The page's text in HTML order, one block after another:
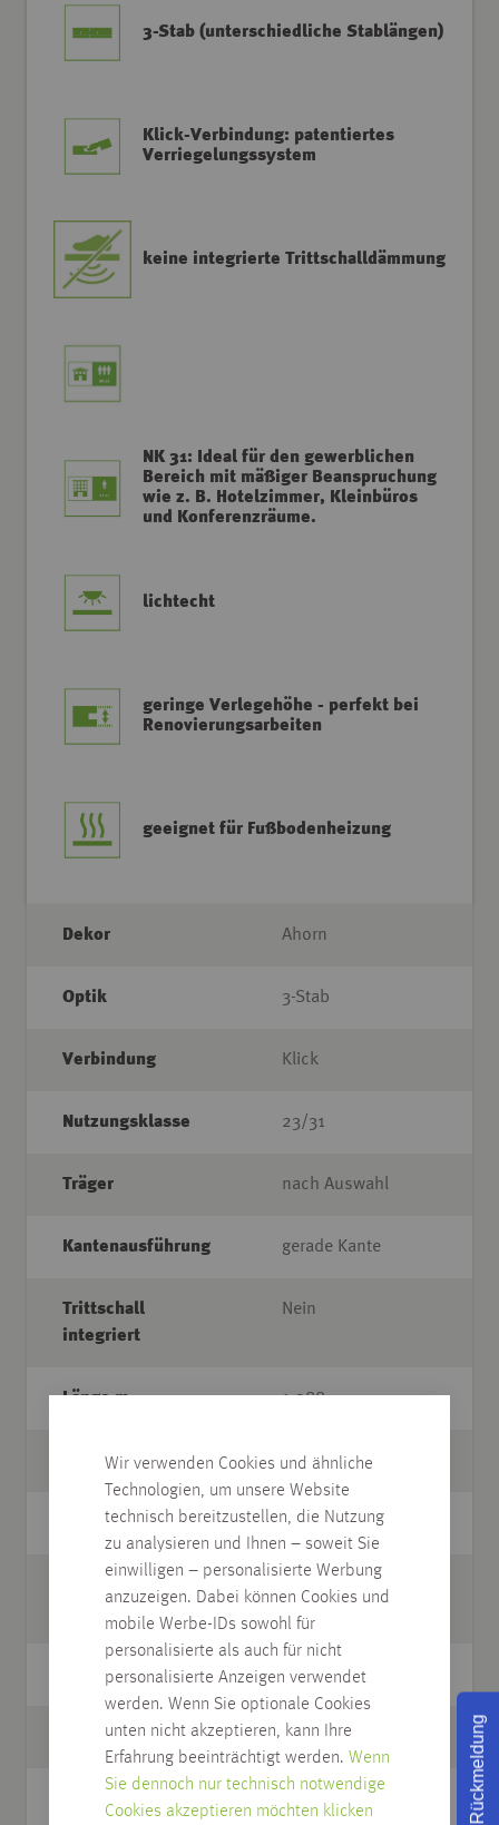
Wir verwenden Cookies und ähnliche
Technologien, um unsere Website
technisch bereitzustellen, die Nutzung
zu analysieren und Ihnen – soweit Sie
einwilligen – personalisierte Werbung
anzuzeigen. Dabei können Cookies und
mobile Werbe-IDs sowohl für
personalisierte als auch für nicht
personalisierte Anzeigen verwendet
werden. Wenn Sie optionale Cookies
unten nicht akzeptieren, kann Ihre
Erfahrung beeinträchtigt werden. Wenn
Sie dennoch nur technisch notwendige
Cookies akzeptieren möchten klicken
3-Stab (unterschiedliche Stablängen)
Klick-Verbindung: patentiertes
Verriegelungssystem
keine integrierte Trittschalldämmung
NK 31: Ideal für den gewerblichen
Bereich mit mäßiger Beanspruchung
wie z. B. Hotelzimmer, Kleinbüros
und Konferenzräume.
lichtecht
geringe Verlegehöhe - perfekt bei
Renovierungsarbeiten
geeignet für Fußbodenheizung
Dekor Ahorn
Optik 3-Stab
Verbindung Klick
Nutzungsklasse 23/31
Träger nach Auswahl
Kantenausführung gerade Kante
Trittschall
integriert
Nein
Länge m 1,288
Breite cm 19,8
Stärke mm 7,0
Gebinde
Stück pro Palette 432
passende Leiste 03.148
CuraFloor Reiniger
Rückmeldung